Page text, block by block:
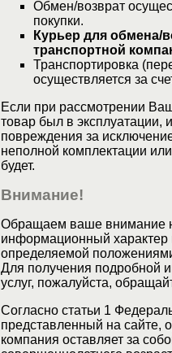
Обмен/возврат
покупки.
Курьер для обмена/
транспортной
Транспортировка
осуществляется за
Если при рассмотрении
товар был в
повреждения за
неполной комплектации
будет.
Внимание!
Обращаем ваше внимание
информационный характер
определяемой
Для получения подробной
услуг, пожалуйста,
Согласно статьи 1
представленный на сайте,
компания оставляет за